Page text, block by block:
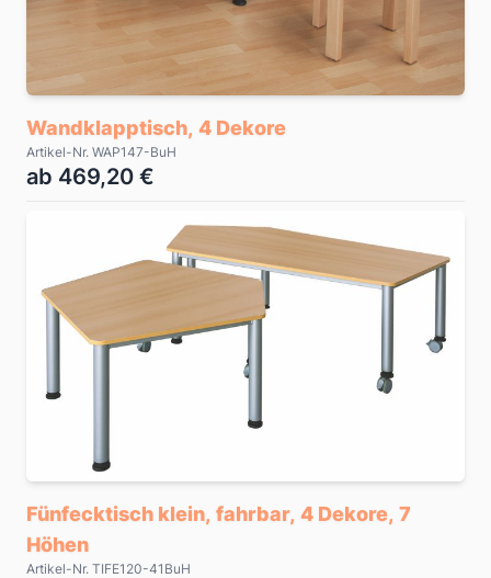
Wandklapptisch, 4 Dekore
Artikel-Nr. WAP147-BuH
ab 469,20 €
Fünfecktisch klein, fahrbar, 4 Dekore, 7
Höhen
Artikel-Nr. TIFE120-41BuH